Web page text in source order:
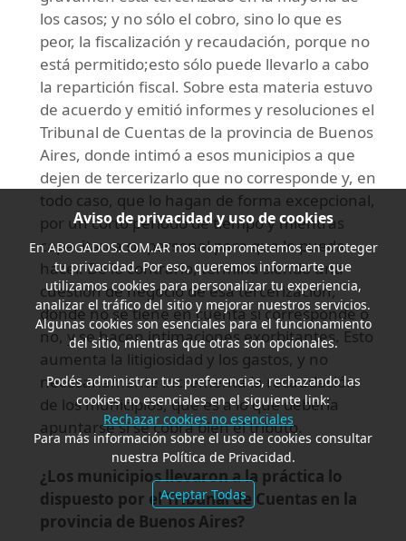
los casos; y no sólo el cobro, sino lo que es
peor, la fiscalización y recaudación, porque no
está permitido;esto sólo puede llevarlo a cabo
la repartición fiscal. Sobre esta materia estuvo
de acuerdo y emitió informes y resoluciones el
Tribunal de Cuentas de la provincia de Buenos
Aires, donde intimó a esos municipios a que
dejen de tercerizarlo que no corresponde y, en
todo caso, que lo hagan de forma excepcional,
por un corto período de tiempo y mientras
capacitan a su personal para que lo pueda
hacer. De lo contrario, termina siendo una
cuestión de negocio de esa tercerización,
donde no se tiene en cuenta si corresponde o
no, y se hacen intimaciones exorbitantes. Esto
aumenta la litigiosidad y los gastos, y no
necesariamente incrementa la recaudación
de los municipios, que es a lo que debería
apuntarse si se cobra bien el tributo.
¿Los municipios llevaron a la práctica lo
dispuesto por el Tribunal de Cuentas en la
provincia de Buenos Aires?
Aviso de privacidad y uso de cookies
EnABOGADOS.COM.ARnos comprometemos en proteger
tu privacidad. Por eso, queremos informarte que
utilizamos cookies para personalizar tu experiencia,
analizar el tráfico del sitio y mejorar nuestros servicios.
Algunas cookies son esenciales para el funcionamiento
del sitio, mientras que otras son opcionales.
Podés administrar tus preferencias, rechazando las
cookies no esenciales en el siguiente link:
Rechazar cookies no esenciales
Para más información sobre el uso de cookies consultar
nuestra Política de Privacidad.
Aceptar Todas